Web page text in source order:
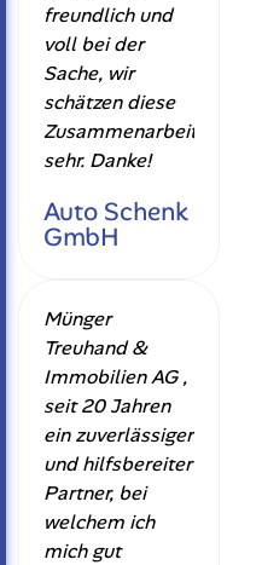
freundlich und
voll bei der
Sache, wir
schätzen diese
Zusammenarbeit
sehr. Danke!
Auto Schenk
GmbH
Münger
Treuhand &
Immobilien AG ,
seit 20 Jahren
ein zuverlässiger
und hilfsbereiter
Partner, bei
welchem ich
mich gut